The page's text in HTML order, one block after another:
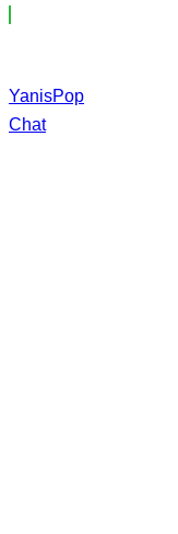
YanisPop
Chat